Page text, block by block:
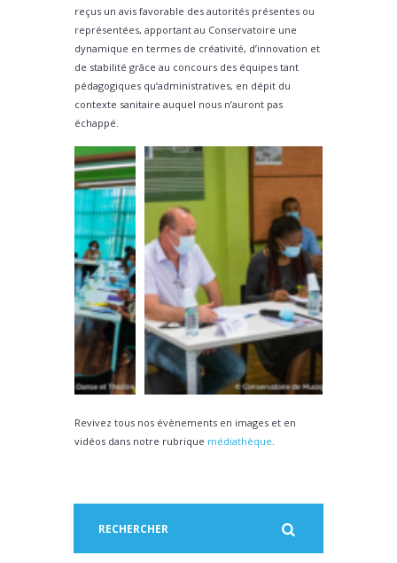
reçus un avis favorable des autorités présentes ou
représentées, apportant au Conservatoire une
dynamique en termes de créativité, d’innovation et
de stabilité grâce au concours des équipes tant
pédagogiques qu’administratives, en dépit du
contexte sanitaire auquel nous n’auront pas
échappé.
Revivez tous nos évènements en images et en
vidéos dans notre rubrique médiathèque.